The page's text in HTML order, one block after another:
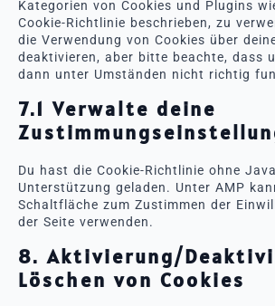
Kategorien von Cookies und Plugins
Cookie-Richtlinie beschrieben, zu
die Verwendung von Cookies über
deaktivieren, aber bitte beachte, dass
dann unter Umständen nicht richtig
7.1 Verwalte deine
Du hast die Cookie-Richtlinie ohne
Unterstützung geladen. Unter AMP
Schaltfläche zum Zustimmen der
der Seite verwenden.
8. Aktivierung/
Löschen von Cookies